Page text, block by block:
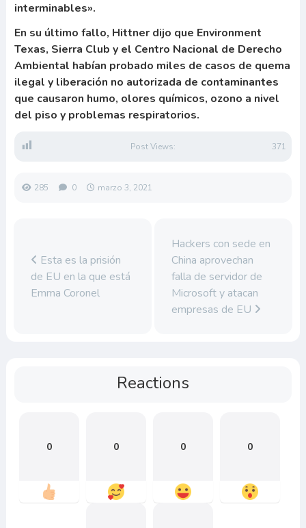
interminables».
En su último fallo, Hittner dijo que Environment
Texas, Sierra Club y el Centro Nacional de Derecho
Ambiental habían probado miles de casos de quema
ilegal y liberación no autorizada de contaminantes
que causaron humo, olores químicos, ozono a nivel
del piso y problemas respiratorios.
Post Views: 371
285 0 marzo 3, 2021
Esta es la prisión
de EU en la que está
Emma Coronel
Hackers con sede en
China aprovechan
falla de servidor de
Microsoft y atacan
empresas de EU
Reactions
0 0 0 0